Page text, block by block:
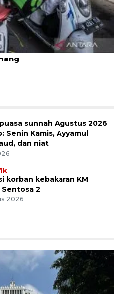
hingga Lebaran bawa
sunnah Agustus 2026
Senin Kamis, Ayyamul
dan niat
korban kebakaran KM
Sentosa 2
2026